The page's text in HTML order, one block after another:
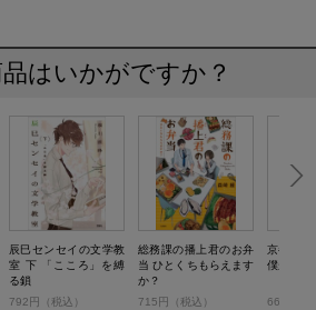
はいかがですか？
辰巳センセイの文学教
室 下 「こころ」を縛
る鎖
792円（税込）
総務課の播上君のお弁
当 ひとくちもらえます
か？
715円（税込）
京都烏丸
僕が謎を
660円（